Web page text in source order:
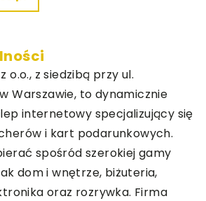
o.o., z siedzibą przy ul.
Warszawie, to dynamicznie
internetowy specjalizujący się
i kart podarunkowych.
spośród szerokiej gamy
dom i wnętrze, biżuteria,
oraz rozrywka. Firma